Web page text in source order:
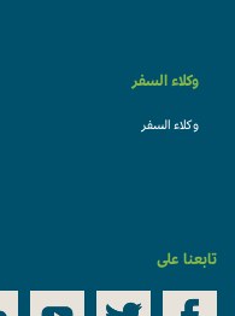
وكلاء السفر
وكلاء السفر
تابعنا على